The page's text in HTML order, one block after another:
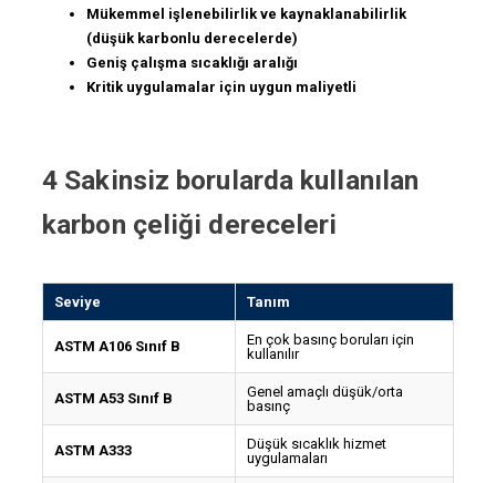
Mükemmel işlenebilirlik ve kaynaklanabilirlik
(düşük karbonlu derecelerde)
Geniş çalışma sıcaklığı aralığı
Kritik uygulamalar için uygun maliyetli
4 Sakinsiz borularda kullanılan
karbon çeliği dereceleri
Seviye Tanım
ASTM A106 Sınıf B
En çok basınç boruları için
kullanılır
ASTM A53 Sınıf B
Genel amaçlı düşük/orta
basınç
ASTM A333
Düşük sıcaklık hizmet
uygulamaları